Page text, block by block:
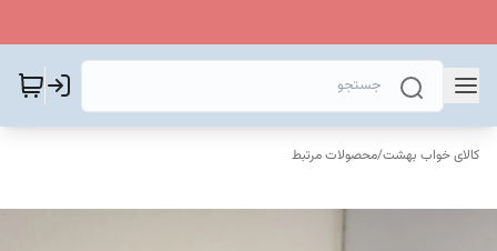
کالای خواب بهشت/محصولات مرتبط